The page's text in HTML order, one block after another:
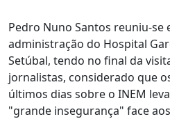
Pedro Nuno Santos reuniu-se
administração do Hospital
Setúbal, tendo no final da
jornalistas, considerado que
últimos dias sobre o INEM
"grande insegurança" face